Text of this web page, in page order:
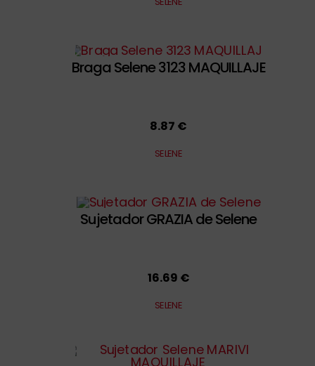
Braga Selene 3123 MAQUILLAJE
8.87 €
SELENE
Sujetador GRAZIA de Selene
16.69 €
SELENE